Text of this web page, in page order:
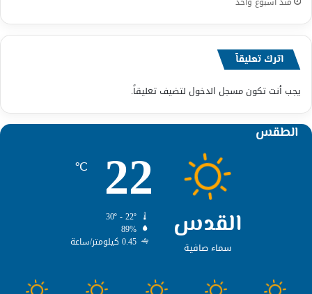
اترك تعليقاً
يجب أنت تكونمسجل الدخول لتضيف تعليقاً.
الطقس
القدس
سماء صافية
22
℃
89%
0.45 كيلومتر/ساعة